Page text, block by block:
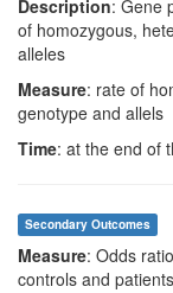
Description: Gene
of homozygous,
alleles
Measure: rate of
genotype and allels
Time: at the end of
Secondary Outcomes
Measure: Odds
controls and